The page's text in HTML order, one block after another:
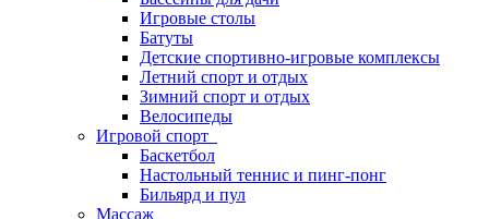
Игровые столы
Батуты
Детские спортивно-игровые комплексы
Летний спорт и отдых
Зимний спорт и отдых
Велосипеды
Игровой спорт
Баскетбол
Настольный теннис и пинг-понг
Бильярд и пул
Массаж